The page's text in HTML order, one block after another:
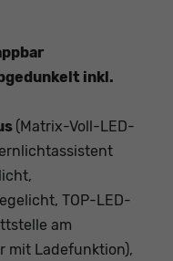
inkl.
(Matrix-Voll-LED-
TOP-LED-
am
mit Ladefunktion),